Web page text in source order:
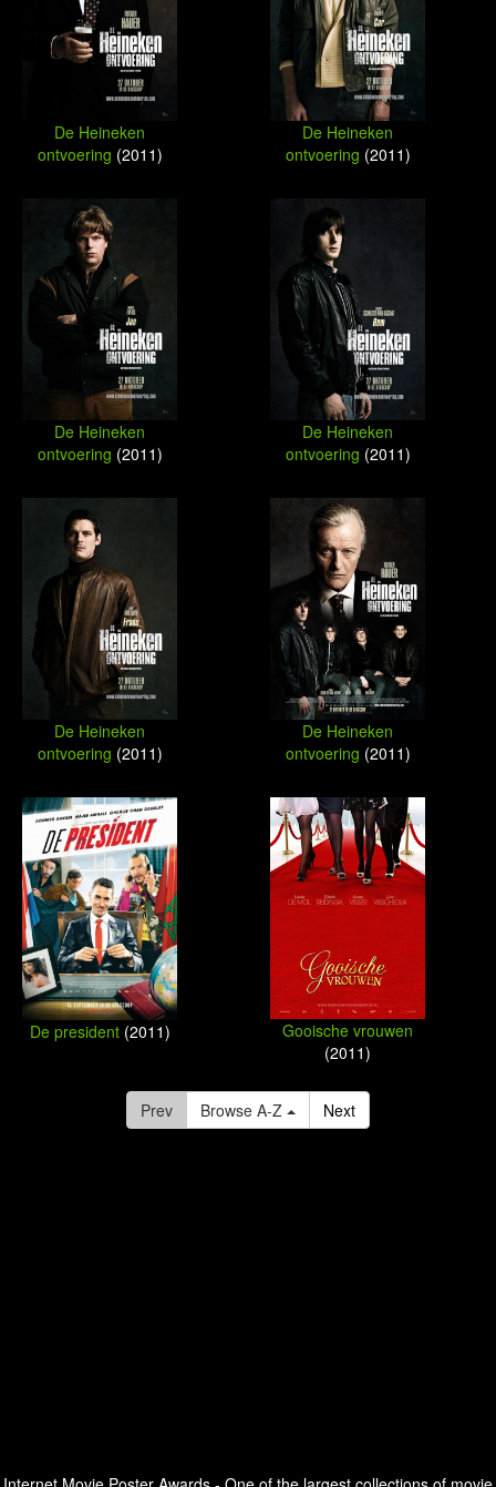
De Heineken
ontvoering (2011)
De Heineken
ontvoering (2011)
De Heineken
ontvoering (2011)
De Heineken
ontvoering (2011)
De Heineken
ontvoering (2011)
De Heineken
ontvoering (2011)
De president(2011)
Gooische vrouwen
(2011)
Prev Browse A-Z Next